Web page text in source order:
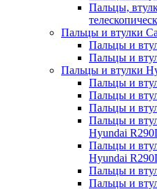
Пальцы,
Пальцы и втулки
Пальцы и
Пальцы и
Пальцы и втулки
Пальцы и
Пальцы и
Пальцы и
Пальцы и
Hyundai
Пальцы и
Hyundai
Пальцы и
Пальцы и